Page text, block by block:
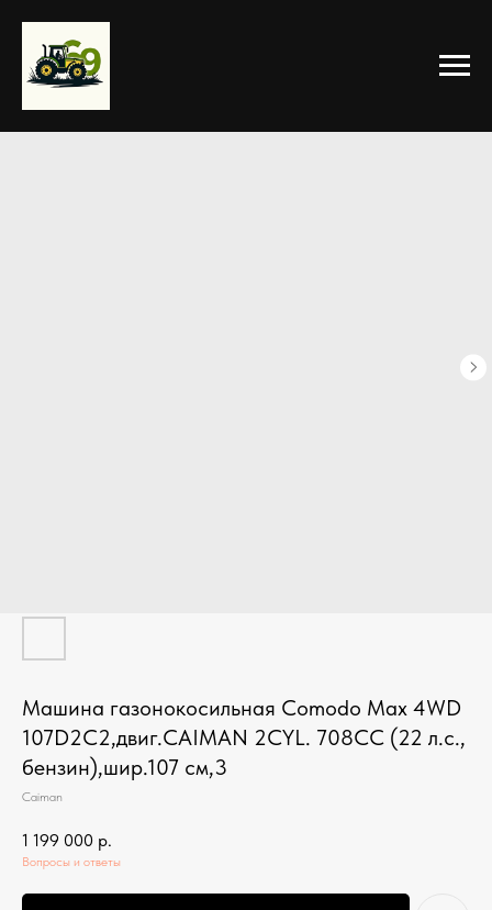
Машина газонокосильная Comodo Max 4WD
107D2C2,двиг.CAIMAN 2CYL. 708CC (22 л.с.,
бензин),шир.107 см,3
Caiman
1 199 000 р.
Вопросы и ответы